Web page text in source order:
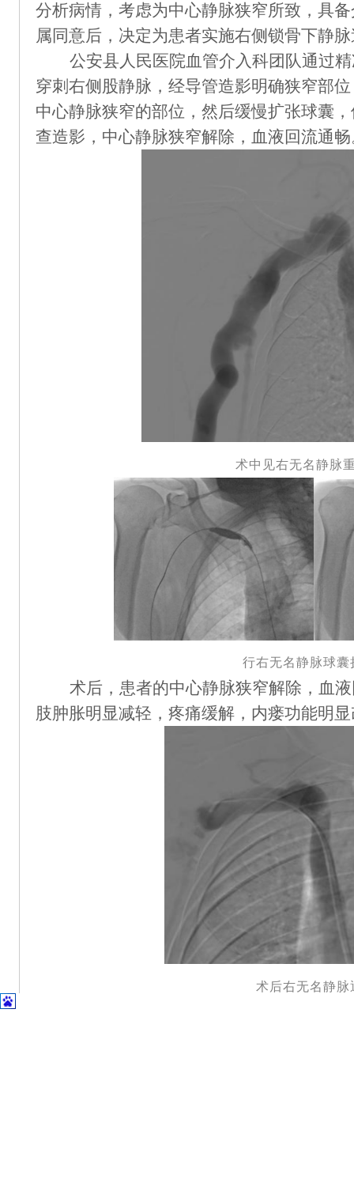
分析病情，考虑为中心静脉狭窄所致，具
属同意后，决定为患者实施右侧锁骨下静
公安县人民医院血管介入科团队通过
穿刺右侧股静脉，经导管造影明确狭窄部
中心静脉狭窄的部位，然后缓慢扩张球囊
查造影，中心静脉狭窄解除，血液回流通
术中见右无名静脉
行右无名静脉球囊
术后，患者的中心静脉狭窄解除，血
肢肿胀明显减轻，疼痛缓解，内瘘功能明
术后右无名静脉